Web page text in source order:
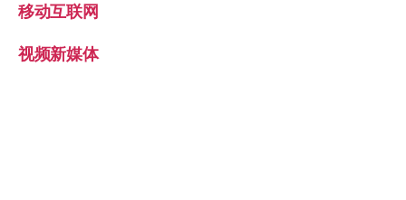
移动互联网
视频新媒体